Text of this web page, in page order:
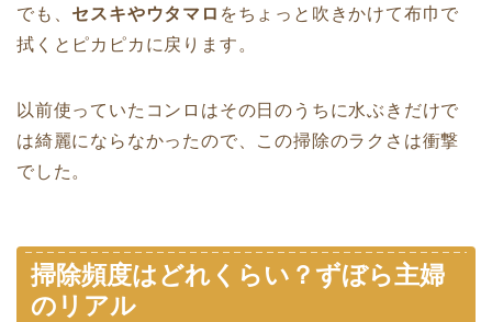
でも、 セスキやウタマロ をちょっと吹きかけて布巾で
拭くとピカピカに戻ります。
以前使っていたコンロはその日のうちに水ぶきだけで
は綺麗にならなかったので、この掃除のラクさは衝撃
でした。
掃除頻度はどれくらい？ずぼら主婦
のリアル